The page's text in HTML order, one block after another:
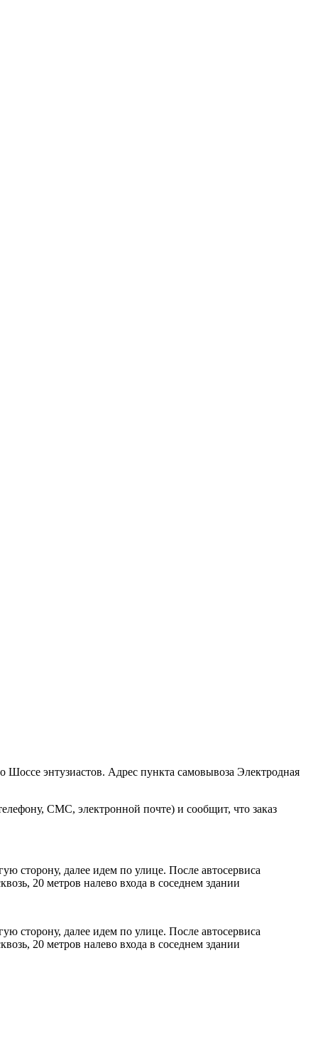
энтузиастов. Адрес пункта самовывоза Электродная
СМС, электронной почте) и сообщит, что заказ
сторону, далее идем по улице. После автосервиса
20 метров налево входа в соседнем здании
сторону, далее идем по улице. После автосервиса
20 метров налево входа в соседнем здании